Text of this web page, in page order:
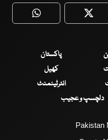
WhatsApp
پاکستان
کھیل
انٹرٹینمنٹ
دلچسپ و عجیب
Pakistan